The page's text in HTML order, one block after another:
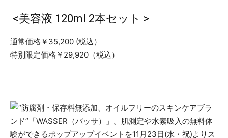
<美容液 120ml 2本セット >
通常価格￥35,200 (税込）
特別限定価格￥29,920（税込）